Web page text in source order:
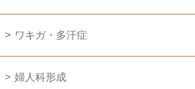
ワキガ・多汗症
婦人科形成